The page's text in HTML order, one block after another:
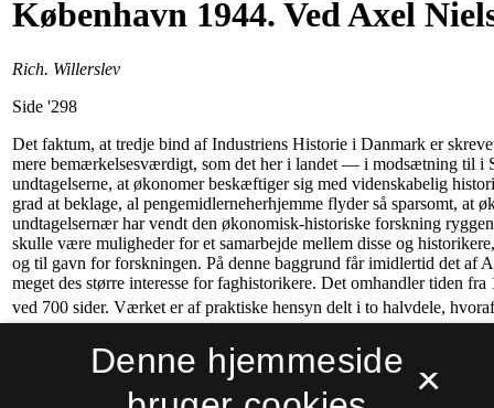
×
Denne hjemmeside